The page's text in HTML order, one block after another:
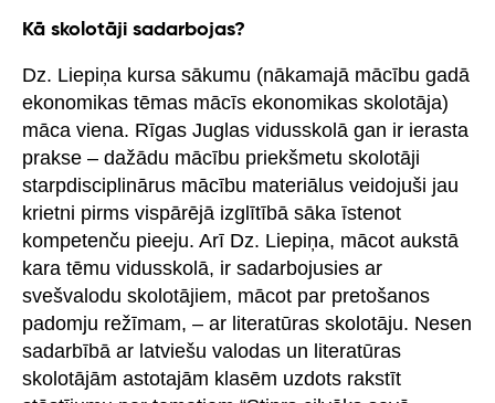
Kā skolotāji sadarbojas?
Dz. Liepiņa kursa sākumu (nākamajā mācību gadā
ekonomikas tēmas mācīs ekonomikas skolotāja)
māca viena. Rīgas Juglas vidusskolā gan ir ierasta
prakse – dažādu mācību priekšmetu skolotāji
starpdisciplinārus mācību materiālus veidojuši jau
krietni pirms vispārējā izglītībā sāka īstenot
kompetenču pieeju. Arī Dz. Liepiņa, mācot aukstā
kara tēmu vidusskolā, ir sadarbojusies ar
svešvalodu skolotājiem, mācot par pretošanos
padomju režīmam, – ar literatūras skolotāju. Nesen
sadarbībā ar latviešu valodas un literatūras
skolotājām astotajām klasēm uzdots rakstīt